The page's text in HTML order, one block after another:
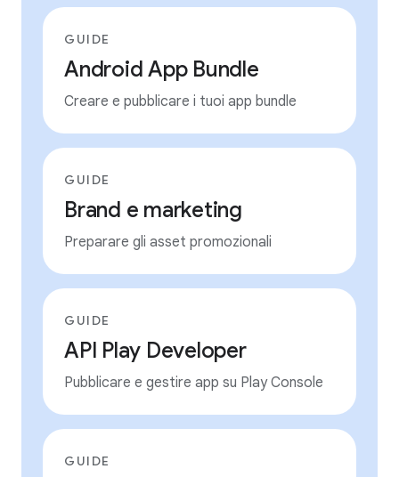
GUIDE
Android App Bundle
Creare e pubblicare i tuoi app bundle
GUIDE
Brand e marketing
Preparare gli asset promozionali
GUIDE
API Play Developer
Pubblicare e gestire app su Play Console
GUIDE